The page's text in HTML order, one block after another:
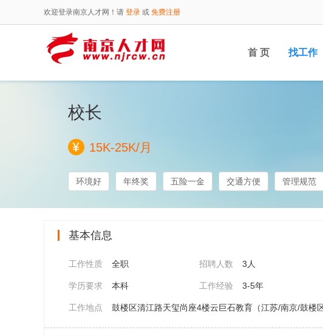
欢迎登录南京人才网！请 登录 或 免费注册
首 页 找工作
校长
15K-25K/月
环境好 年终奖 五险一金 交通方便 管理规范
基本信息
工作性质 全职 招聘人数 3人
学历要求 本科 工作经验 3-5年
工作地点 鼓楼区清江路天玺尚座4楼云巨石教育（江苏/南京/鼓楼区